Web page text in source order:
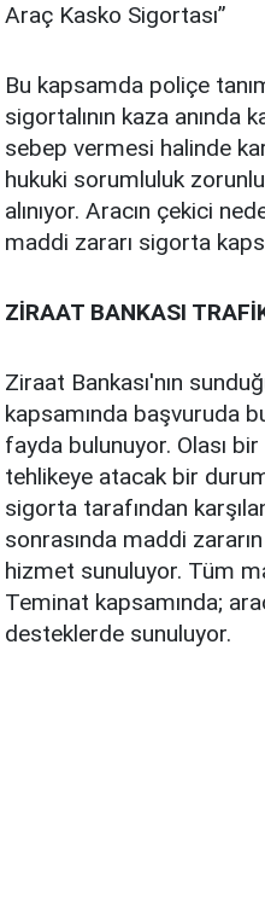
Araç Kasko Sigortası”
Bu kapsamda poliçe
sigortalının kaza
sebep vermesi halinde
hukuki sorumluluk
alınıyor. Aracın çekici
maddi zararı sigorta
ZİRAAT BANKASI
Ziraat Bankası'nın
kapsamında başvuruda
fayda bulunuyor. Olası
tehlikeye atacak bir
sigorta tarafından
sonrasında maddi
hizmet sunuluyor. Tüm
Teminat kapsamında;
desteklerde sunuluyor.